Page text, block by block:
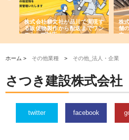
株式会社耕文社が品川で実現す
る販促物製作から配送までワン
ストップ対応
株
舗
由
ホーム > その他業種 > その他_法人・企業
さつき建設株式会社
twitter facebook